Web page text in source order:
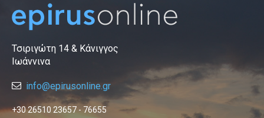
Τσιριγώτη 14 & Κάνιγγος
Ιωάννινα
info@epirusonline.gr
+30 26510 23657 - 76655